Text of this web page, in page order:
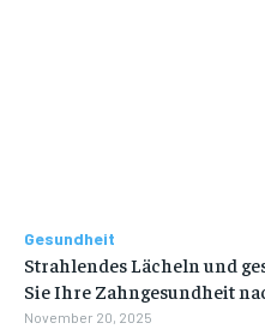
Gesundheit
Strahlendes Lächeln und
Sie Ihre Zahngesundheit
November 20, 2025